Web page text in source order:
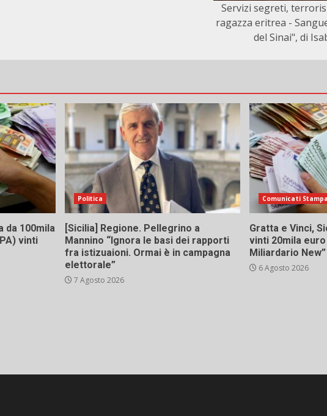
Servizi segreti,
ragazza eritrea -
del Sinai", di
da 100mila
vinti
Politica
[Sicilia] Regione. Pellegrino a
Mannino “Ignora le basi dei rapporti
fra istizuaioni. Ormai è in campagna
elettorale”
7 Agosto 2026
Comunicati Stampa
Gratta e Vinci,
vinti 20mila euro
Miliardario New”
6 Agosto 2026